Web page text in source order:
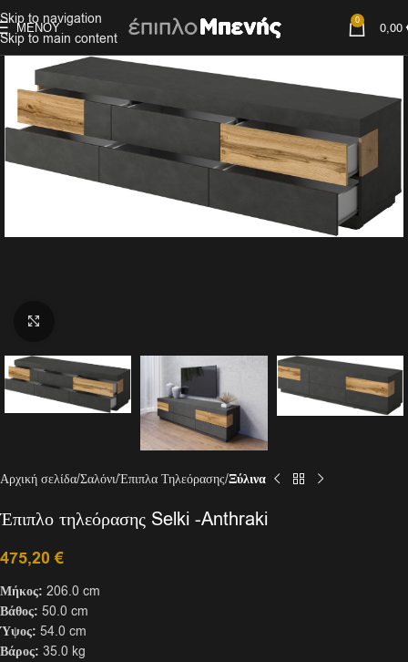
Skip to navigation
Skip to main content
ΜΕΝΟΎ 0 0,00
Αρχική σελίδα Σαλόνι Έπιπλα Τηλεόρασης Ξύλινα
Έπιπλο τηλεόρασης Selki -Anthraki
475,20€
Μήκος: 206.0 cm
Βάθος: 50.0 cm
Ύψος: 54.0 cm
Βάρος: 35.0 kg